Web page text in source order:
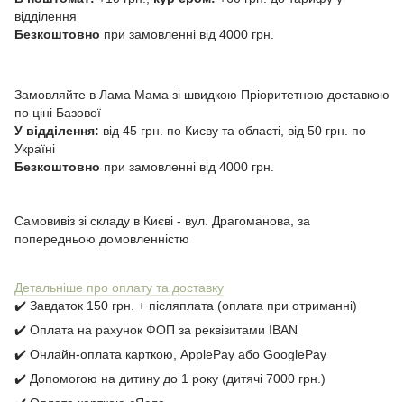
відділення
Безкоштовно при замовленні від 4000 грн.
Замовляйте в Лама Мама зі швидкою Пріоритетною доставкою
по ціні Базової
У відділення: від 45 грн. по Києву та області, від 50 грн. по
Україні
Безкоштовно при замовленні від 4000 грн.
Самовивіз зі складу в Києві - вул. Драгоманова, за
попередньою домовленністю
Детальніше про оплату та доставку
✔️ Завдаток 150 грн. + післяплата (оплата при отриманні)
✔️ Оплата на рахунок ФОП за реквізитами IBAN
✔️ Онлайн-оплата карткою, ApplePay або GooglePay
✔️ Допомогою на дитину до 1 року (дитячі 7000 грн.)